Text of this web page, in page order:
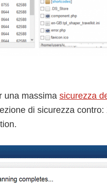
una massima sicurezza
di sicurezza contro: